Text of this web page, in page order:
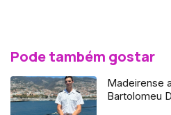
Pode também gostar
Madeirense
Bartolomeu